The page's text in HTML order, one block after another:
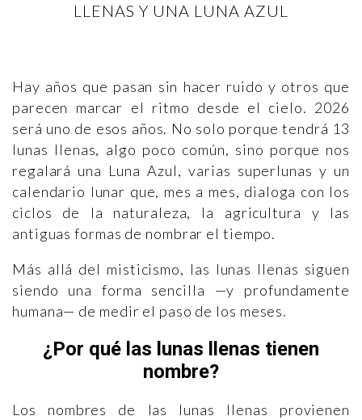
LLENAS Y UNA LUNA AZUL
Hay años que pasan sin hacer ruido y otros que
parecen marcar el ritmo desde el cielo. 2026
será uno de esos años. No solo porque tendrá 13
lunas llenas, algo poco común, sino porque nos
regalará una Luna Azul, varias superlunas y un
calendario lunar que, mes a mes, dialoga con los
ciclos de la naturaleza, la agricultura y las
antiguas formas de nombrar el tiempo.
Más allá del misticismo, las lunas llenas siguen
siendo una forma sencilla —y profundamente
humana— de medir el paso de los meses.
¿Por qué las lunas llenas tienen
nombre?
Los nombres de las lunas llenas provienen